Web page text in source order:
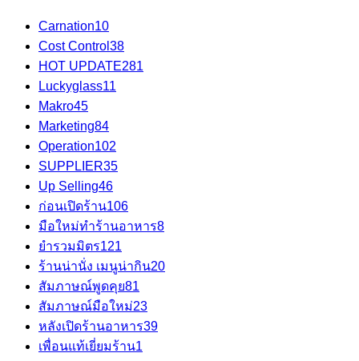
Carnation10
Cost Control 38
HOT UPDATE281
Luckyglass11
Makro45
Marketing84
Operation102
SUPPLIER35
Up Selling46
ก่อนเปิดร้าน106
มือใหม่ทำร้านอาหาร8
ยำรวมมิตร121
ร้านน่านั่ง เมนูน่ากิน20
สัมภาษณ์พูดคุย81
สัมภาษณ์มือใหม่23
หลังเปิดร้านอาหาร39
เพื่อนแท้เยี่ยมร้าน1